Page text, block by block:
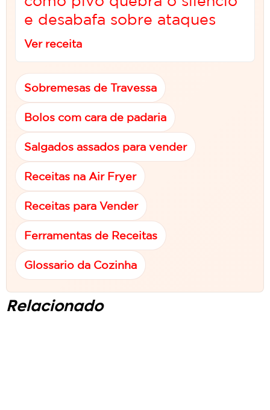
e desabafa sobre ataques
Ver receita
Sobremesas de Travessa
Bolos com cara de padaria
Salgados assados para vender
Receitas na Air Fryer
Receitas para Vender
Ferramentas de Receitas
Glossario da Cozinha
Relacionado